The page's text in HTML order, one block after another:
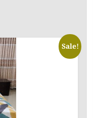
Sale!